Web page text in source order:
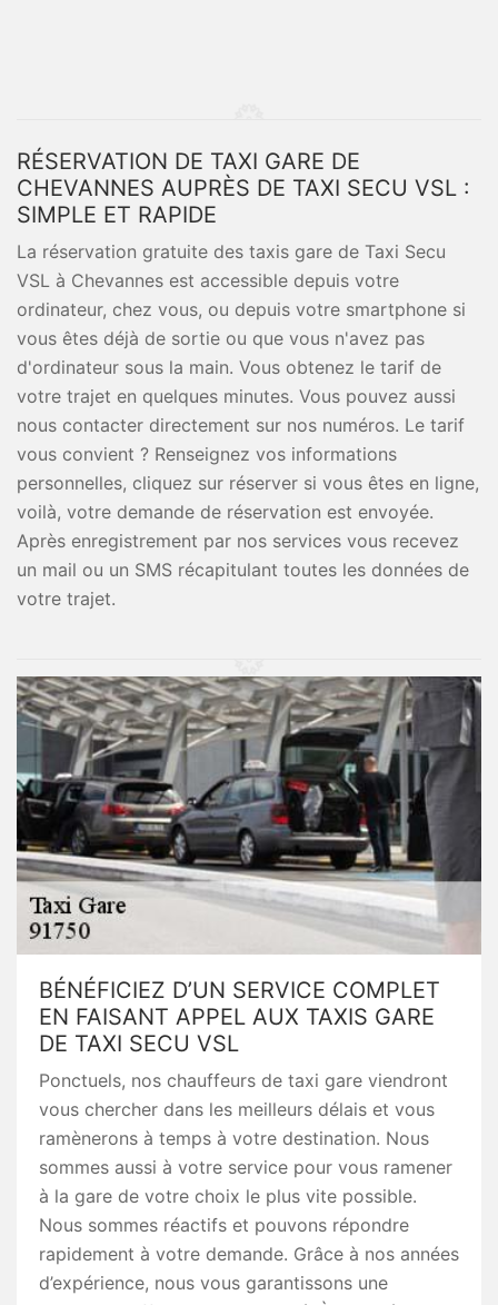
RÉSERVATION DE TAXI GARE DE
CHEVANNES AUPRÈS DE TAXI SECU VSL :
SIMPLE ET RAPIDE
La réservation gratuite des taxis gare de Taxi Secu
VSL à Chevannes est accessible depuis votre
ordinateur, chez vous, ou depuis votre smartphone si
vous êtes déjà de sortie ou que vous n'avez pas
d'ordinateur sous la main. Vous obtenez le tarif de
votre trajet en quelques minutes. Vous pouvez aussi
nous contacter directement sur nos numéros. Le tarif
vous convient ? Renseignez vos informations
personnelles, cliquez sur réserver si vous êtes en ligne,
voilà, votre demande de réservation est envoyée.
Après enregistrement par nos services vous recevez
un mail ou un SMS récapitulant toutes les données de
votre trajet.
BÉNÉFICIEZ D’UN SERVICE COMPLET
EN FAISANT APPEL AUX TAXIS GARE
DE TAXI SECU VSL
Ponctuels, nos chauffeurs de taxi gare viendront
vous chercher dans les meilleurs délais et vous
ramènerons à temps à votre destination. Nous
sommes aussi à votre service pour vous ramener
à la gare de votre choix le plus vite possible.
Nous sommes réactifs et pouvons répondre
rapidement à votre demande. Grâce à nos années
d’expérience, nous vous garantissons une